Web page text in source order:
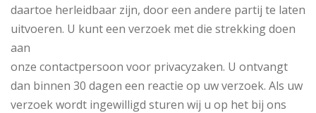
daartoe herleidbaar zijn, door een andere partij te laten
uitvoeren. U kunt een verzoek met die strekking doen
aan
onze contactpersoon voor privacyzaken. U ontvangt
dan binnen 30 dagen een reactie op uw verzoek. Als uw
verzoek wordt ingewilligd sturen wij u op het bij ons